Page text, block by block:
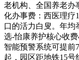
老机构、全国养老办
化办事费：西医理疗
口的活力白叟。年均
选-怡康养护核心收
智能预警系统可提前
起，园区距地铁15